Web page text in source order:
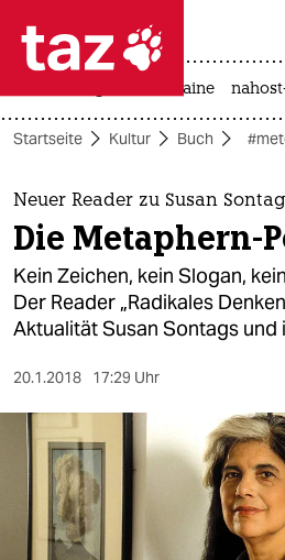
 taz zahl ich
taz zahl ich
themen
politik
öko
sport
berlin
nord
krieg in der ukraine
Startseite Kultur Buch
Neuer Reader zu Susan Sontag
Die Metaphern-
Kein Zeichen, kein Slogan,
Der Reader „Radikales
Aktualität Susan Sontags und
20.1.2018 17:29 Uhr